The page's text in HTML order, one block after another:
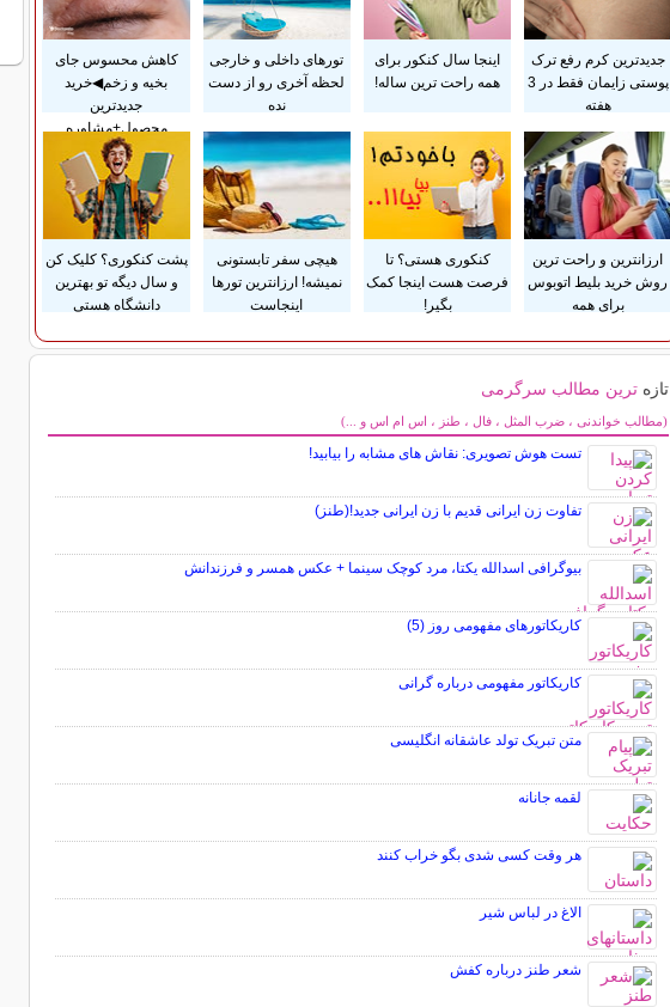
جدیدترین کرم رفع ترک
پوستی زایمان فقط در 3
هفته
اینجا سال کنکور برای
همه راحت ترین ساله!
تورهای داخلی و خارجی
لحظه آخری رو از دست
نده
کاهش محسوس جای
بخیه و زخم◀خرید
جدیدترین
محصول+مشاوره
ارزانترین و راحت ترین
روش خرید بلیط اتوبوس
برای همه
کنکوری هستی؟ تا
فرصت هست اینجا کمک
بگیر!
هیچی سفر تابستونی
نمیشه! ارزانترین تورها
اینجاست
پشت کنکوری؟ کلیک کن
و سال دیگه تو بهترین
دانشگاه هستی
تازه ترین مطالب سرگرمی
(مطالب خواندنی ، ضرب المثل ، فال ، طنز ، اس ام اس و ...)
سایر مطالب سرگرمی
تست هوش تصویری: نقاش های مشابه را بیابید!
تفاوت زن ایرانی قدیم با زن ایرانی جدید!(طنز)
بیوگرافی اسدالله یکتا، مرد کوچک سینما + عکس همسر و فرزندانش
کاریکاتورهای مفهومی روز (5)
کاریکاتور مفهومی درباره گرانی
متن تبریک تولد عاشقانه انگلیسی
لقمه جانانه
هر وقت کسی شدی بگو خراب کنند
الاغ در لباس شیر
شعر طنز درباره کفش